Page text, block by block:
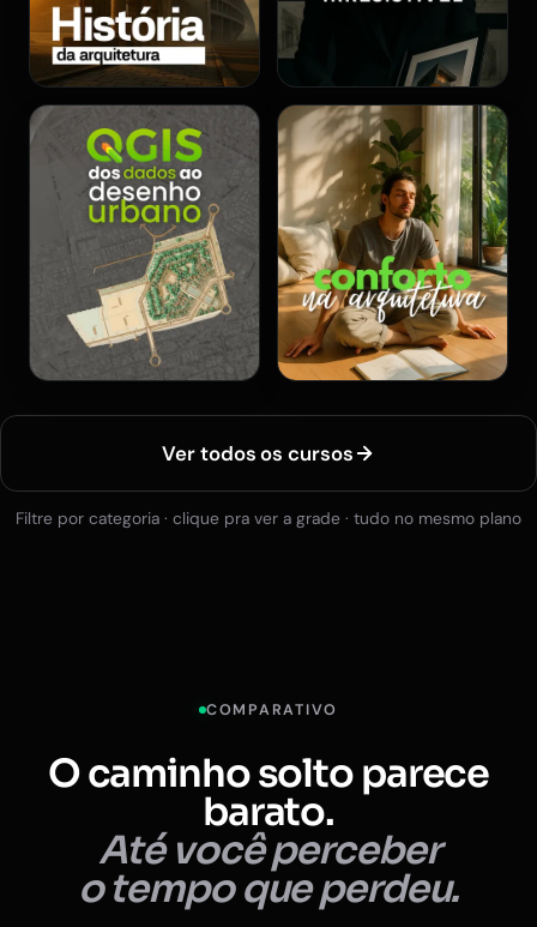
Ver todos os cursos
Filtre por categoria · clique pra ver a grade · tudo no mesmo plano
COMPARATIVO
O caminho solto parece
barato.
Até você perceber
o tempo que perdeu.